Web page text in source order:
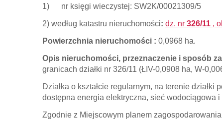
1) nr księgi wieczystej: SW2K/00021309/5
2) według katastru nieruchomości: dz. nr 326/11 ,
Powierzchnia nieruchomości : 0,0968 ha.
Opis nieruchomości, przeznaczenie i sposób
granicach działki nr 326/11 (ŁIV-0,0908 ha, W-
Działka o kształcie regularnym, na terenie
dostępna energia elektryczna, sieć wodociągowa
Zgodnie z Miejscowym planem